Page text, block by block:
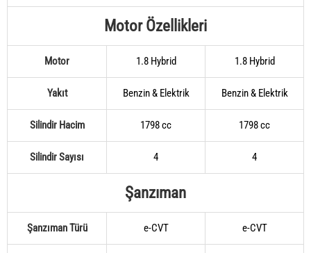
Motor Özellikleri
Motor 1.8 Hybrid 1.8 Hybrid
Yakıt Benzin & Elektrik Benzin & Elektrik
Silindir Hacim 1798 cc 1798 cc
Silindir Sayısı 4 4
Şanzıman
Şanzıman Türü e-CVT e-CVT